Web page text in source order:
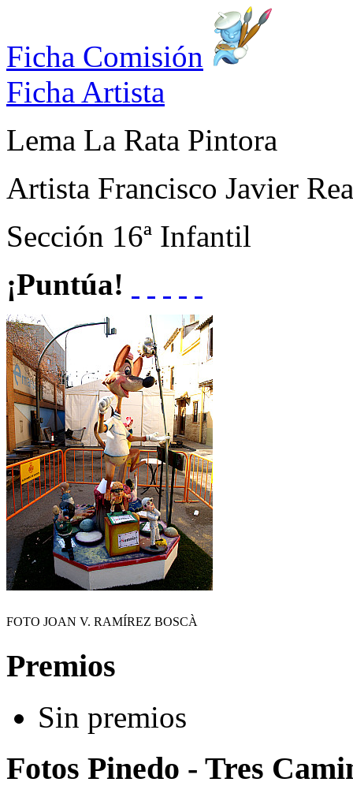
Ficha Comisión
Ficha Artista
Lema La Rata Pintora
Artista Francisco Javier
Sección 16ª Infantil
¡Puntúa!
FOTO JOAN V. RAMÍREZ BOSCÀ
Premios
Sin premios
Fotos Pinedo - Tres